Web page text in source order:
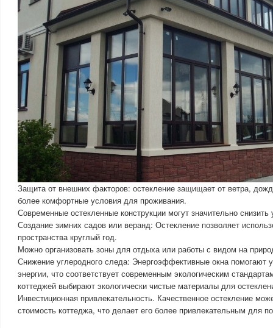
Защита от внешних факторов: остекление защищает от ветра,
более комфортные условия для проживания.
Современные остекленные конструкции могут значительно
Создание зимних садов или веранд: Остекление позволяет
пространства круглый год.
Можно организовать зоны для отдыха или работы с видом на
Снижение углеродного следа: Энергоэффективные окна помогают
энергии, что соответствует современным экологическим
коттеджей выбирают экологически чистые материалы для
Инвестиционная привлекательность. Качественное остекление
стоимость коттеджа, что делает его более привлекательным для